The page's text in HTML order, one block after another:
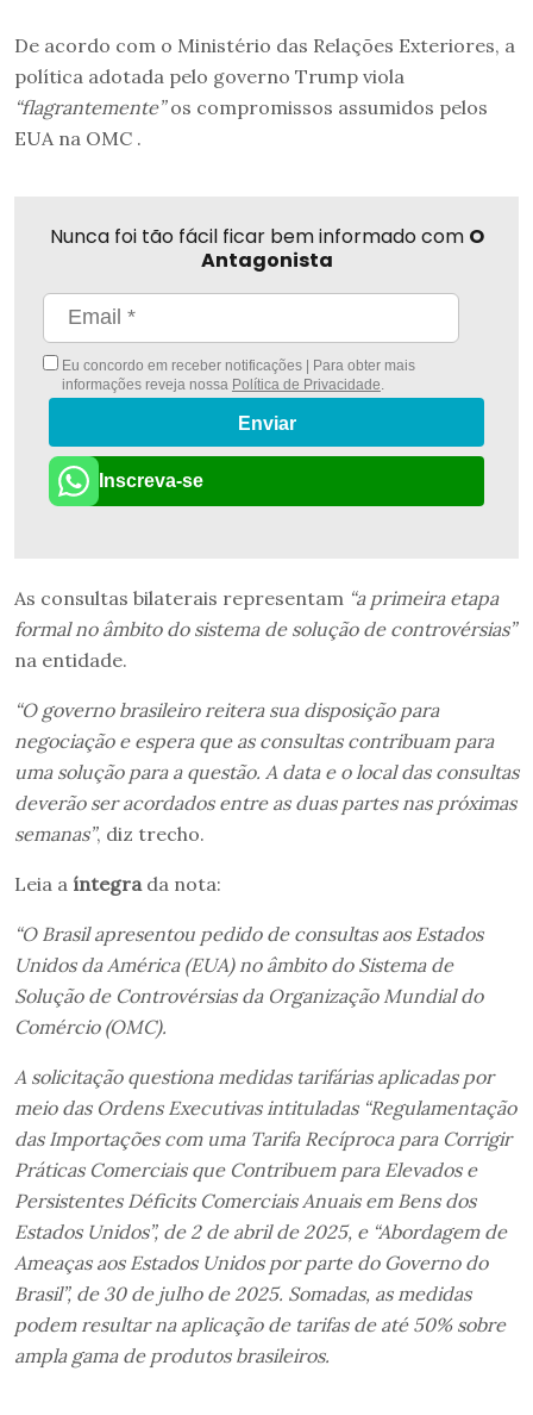
De acordo com o Ministério das Relações Exteriores, a
política adotada pelo governo Trump viola
“flagrantemente”os compromissos assumidos pelos
EUA na OMC .
Nunca foi tão fácil ficar bem informado com O
Antagonista
Eu concordo em receber notificações | Para obter mais
informações reveja nossa Política de Privacidade
Enviar
Inscreva-se
As consultas bilaterais representam “a primeira etapa
formal no âmbito do sistema de solução de controvérsias”
na entidade.
“O governo brasileiro reitera sua disposição para
negociação e espera que as consultas contribuam para
uma solução para a questão. A data e o local das consultas
deverão ser acordados entre as duas partes nas próximas
semanas”, diz trecho.
Leia a íntegra da nota:
“O Brasil apresentou pedido de consultas aos Estados
Unidos da América (EUA) no âmbito do Sistema de
Solução de Controvérsias da Organização Mundial do
Comércio (OMC).
A solicitação questiona medidas tarifárias aplicadas por
meio das Ordens Executivas intituladas “Regulamentação
das Importações com uma Tarifa Recíproca para Corrigir
Práticas Comerciais que Contribuem para Elevados e
Persistentes Déficits Comerciais Anuais em Bens dos
Estados Unidos”, de 2 de abril de 2025, e “Abordagem de
Ameaças aos Estados Unidos por parte do Governo do
Brasil”, de 30 de julho de 2025. Somadas, as medidas
podem resultar na aplicação de tarifas de até 50% sobre
ampla gama de produtos brasileiros.